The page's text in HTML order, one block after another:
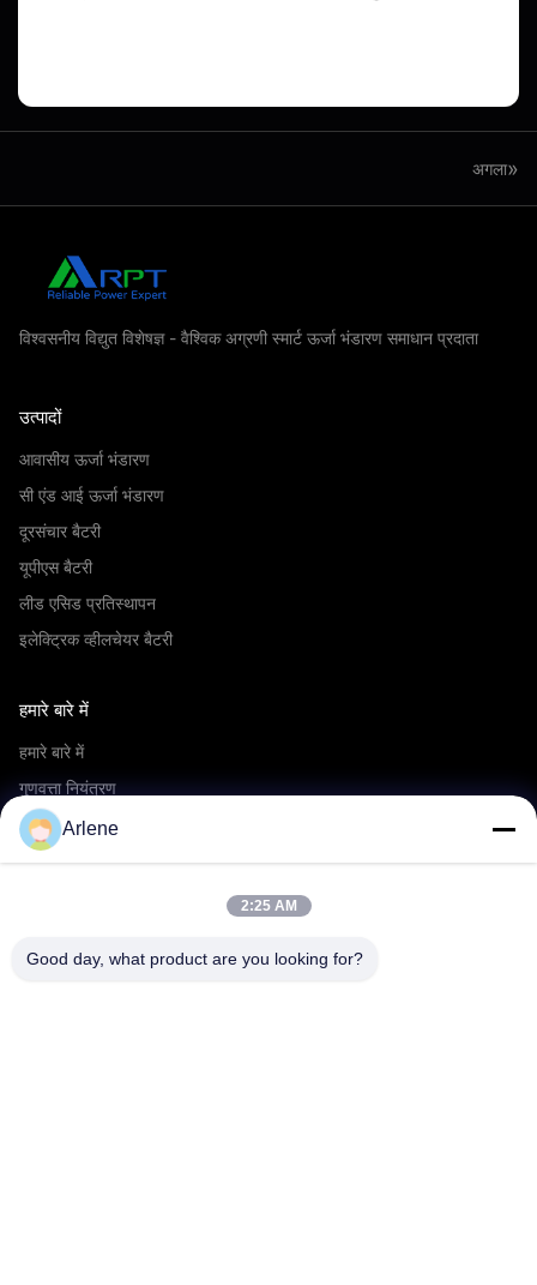
अगला»
विश्वसनीय विद्युत विशेषज्ञ - वैश्विक अग्रणी स्मार्ट ऊर्जा भंडारण समाधान प्रदाता
उत्पादों
आवासीय ऊर्जा भंडारण
सी एंड आई ऊर्जा भंडारण
दूरसंचार बैटरी
यूपीएस बैटरी
लीड एसिड प्रतिस्थापन
इलेक्ट्रिक व्हीलचेयर बैटरी
हमारे बारे में
हमारे बारे में
गुणवत्ता नियंत्रण
OEM/ODM सेवा
घटनाएँ एवं समाचार
डाउनलोड करना
Arlene
2:25 AM
Good day, what product are you looking for?